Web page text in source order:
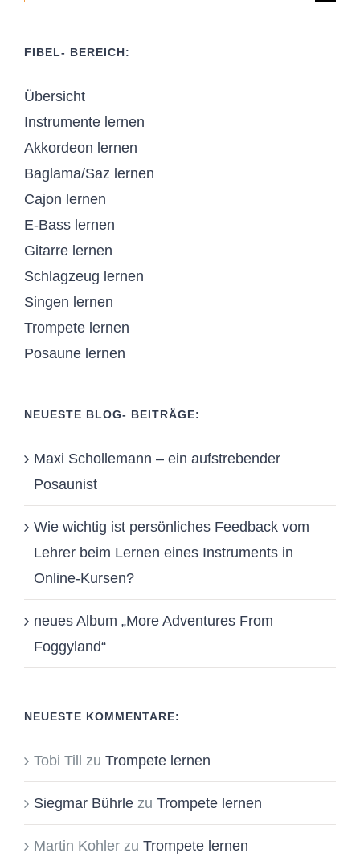
FIBEL- BEREICH:
Übersicht
Instrumente lernen
Akkordeon lernen
Baglama/Saz lernen
Cajon lernen
E-Bass lernen
Gitarre lernen
Schlagzeug lernen
Singen lernen
Trompete lernen
Posaune lernen
NEUESTE BLOG- BEITRÄGE:
Maxi Schollemann – ein aufstrebender
Posaunist
Wie wichtig ist persönliches Feedback vom
Lehrer beim Lernen eines Instruments in
Online-Kursen?
neues Album „More Adventures From
Foggyland“
NEUESTE KOMMENTARE:
Tobi Till zu Trompete lernen
Siegmar Bührle zu Trompete lernen
Martin Kohler zu Trompete lernen